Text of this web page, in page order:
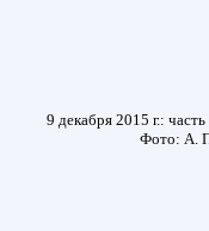
9 декабря 2015 г.:
Фото: А.